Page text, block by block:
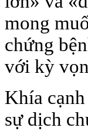
mong
chứng
với kỳ
Khía
sự dịch